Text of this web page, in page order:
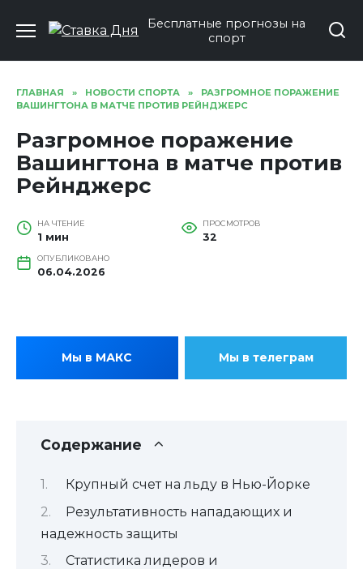
Бесплатные прогнозы на
спорт
ГЛАВНАЯ » НОВОСТИ СПОРТА »
РАЗГРОМНОЕ ПОРАЖЕНИЕ
ВАШИНГТОНА В МАТЧЕ ПРОТИВ РЕЙНДЖЕРС
Разгромное поражение
Вашингтона в матче против
Рейнджерс
НА ЧТЕНИЕ
1 мин
ПРОСМОТРОВ
32
ОПУБЛИКОВАНО
06.04.2026
Мы в МАКС Мы в телеграм
Содержание
Крупный счет на льду в Нью-Йорке
Результативность нападающих и
надежность защиты
Статистика лидеров и